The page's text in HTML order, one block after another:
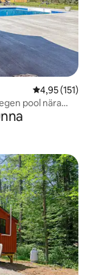
4,95 av 5 i
4,95 (151)
pool nära